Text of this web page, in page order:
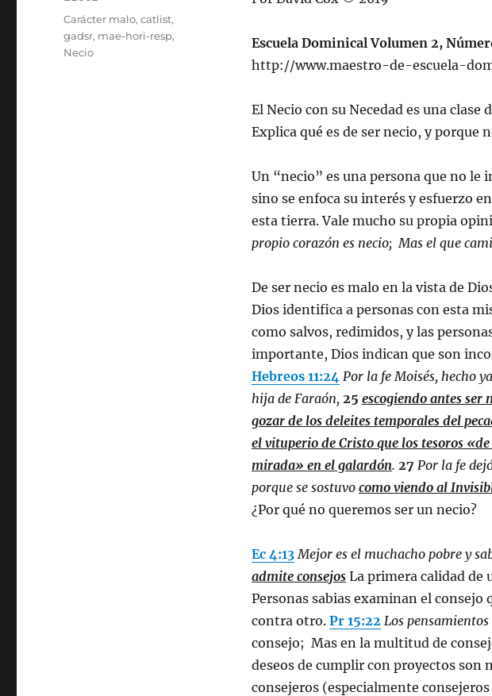
Escuela Dominical Volumen 2,
http://www.maestro-de-escuela-
El Necio con su Necedad es una clase
Explica qué es de ser necio, y porque
Un “necio” es una persona que no le
sino se enfoca su interés y esfuerzo
esta tierra. Vale mucho su propia
propio corazón es necio; Mas el que
De ser necio es malo en la vista de
Dios identifica a personas con esta
como salvos, redimidos, y las
importante, Dios indican que son
Hebreos 11:24Por la fe Moisés, hecho
hija de Faraón, 25 escogiendo antes ser
gozar de los deleites temporales del
el vituperio de Cristo que los tesoros
mirada» en el galardón. 27 Por la fe
porque se sostuvo como viendo al
¿Por qué no queremos ser un necio?
Ec 4:13 Mejor es el muchacho pobre y
admite consejosLa primera calidad de
Personas sabias examinan el consejo
contra otro. Pr 15:22Los pensamientos
consejo; Mas en la multitud de
deseos de cumplir con proyectos son
consejeros (especialmente
Etiquetas
Carácter malo,catlist,
gadsr, mae-hori-resp,
Necio